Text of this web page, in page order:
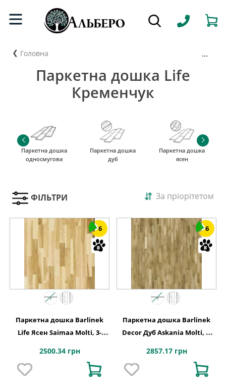
Головна ...
Паркетна дошка Life
Кременчук
Паркетна дошка
односмугова
Паркетна дошка
дуб
Паркетна дошка
ясен
ФІЛЬТРИ За пріорітетом
6
Паркетна дошка Barlinek
Life Ясен Saimaa Molti, 3-
2500.34 грн
6
Паркетна дошка Barlinek
Decor Дуб Askania Molti, 3-
2857.17 грн